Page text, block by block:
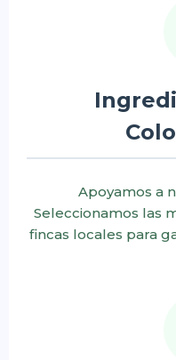
Apoyamos a
Seleccionamos las
fincas locales para